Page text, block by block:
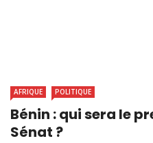
AFRIQUE POLITIQUE
Bénin : qui sera le
Sénat ?